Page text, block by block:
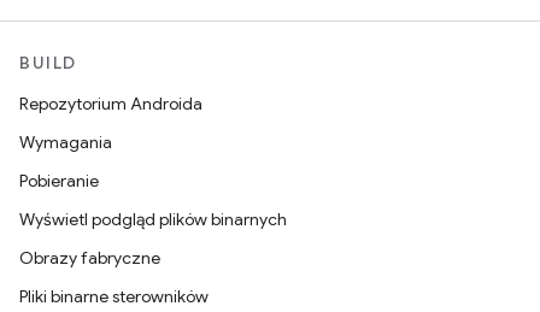
BUILD
Repozytorium Androida
Wymagania
Pobieranie
Wyświetl podgląd plików binarnych
Obrazy fabryczne
Pliki binarne sterowników